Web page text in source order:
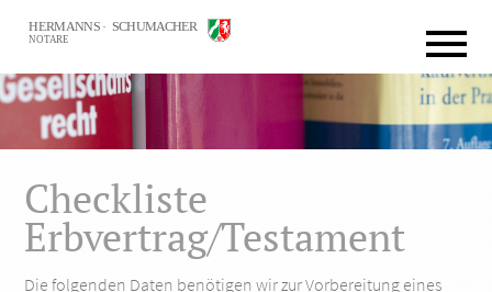
Checkliste
Erbvertrag/Testament
Die folgenden Daten benötigen wir zur Vorbereitung eines